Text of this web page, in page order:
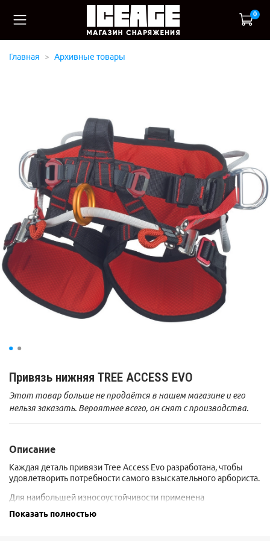
0
Главная Архивные товары
Привязь нижняя TREE ACCESS EVO
Этот товар больше не продаётся в нашем магазине и его
нельзя заказать. Вероятнее всего, он снят с производства.
Описание
Каждая деталь привязи Tree Access Evo разработана, чтобы
удовлетворить потребности самого взыскательного арбориста.
Для наибольшей износоустойчивости применена
выполнен из 10.5 мм статической веревки, покрытой защитной
Показать полностью